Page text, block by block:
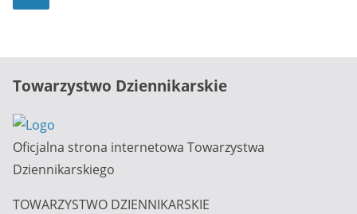
Towarzystwo Dziennikarskie
Oficjalna strona internetowa Towarzystwa
Dziennikarskiego
TOWARZYSTWO DZIENNIKARSKIE